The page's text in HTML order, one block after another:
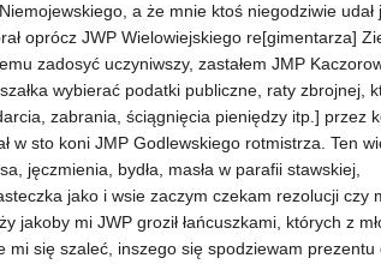
a że mnie ktoś niegodziwie udał
oprócz JWP Wielowiejskiego re[gimentarza]
zadosyć uczyniwszy, zastałem JMP
wybierać podatki publiczne, raty zbrojnej,
zabrania, ściągnięcia pieniędzy itp.] przez
w sto koni JMP Godlewskiego rotmistrza. Ten
jęczmienia, bydła, masła w parafii stawskiej,
jako i wsie zaczym czekam rezolucji czy
jakoby mi JWP groził łańcuszkami, których z
mi się szaleć, inszego się spodziewam prezentu